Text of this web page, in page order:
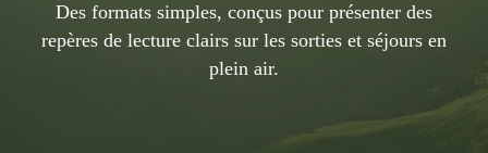
Des formats simples, conçus pour présenter des
repères de lecture clairs sur les sorties et séjours en
plein air.